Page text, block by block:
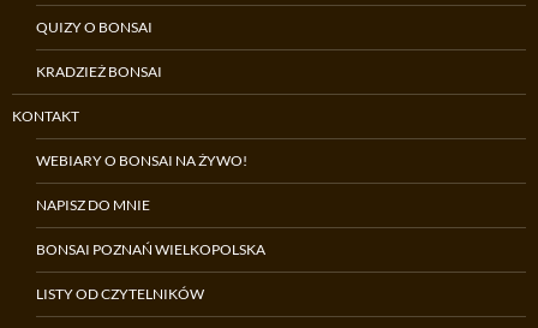
QUIZY O BONSAI
KRADZIEŻ BONSAI
KONTAKT
WEBIARY O BONSAI NA ŻYWO!
NAPISZ DO MNIE
BONSAI POZNAŃ WIELKOPOLSKA
LISTY OD CZYTELNIKÓW